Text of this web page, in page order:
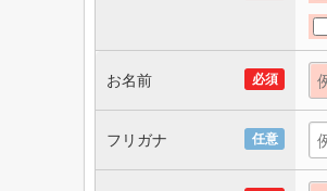
必須
お名前
任意
フリガナ